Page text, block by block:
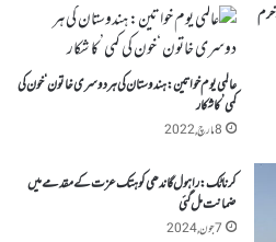
خرم
عالمی یوم خواتین: ہندوستان کی ہر دوسری خاتون ‘خون کی
کمی’کا شکار
8 مارچ, 2022
کرناٹک :راہول گاندھی کو ہتک عزت کے مقدمے میں
ضمانت مل گئی
7 جون, 2024